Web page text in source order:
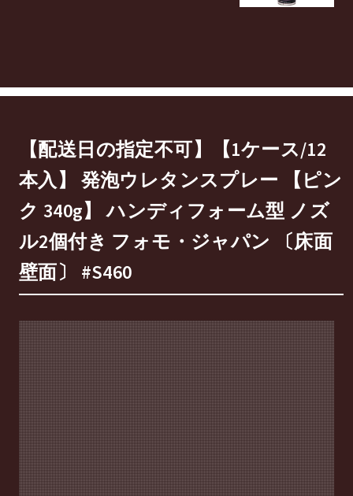
【配送日の指定不可】【1ケース/12
本入】 発泡ウレタンスプレー 【ピン
ク 340g】 ハンディフォーム型 ノズ
ル2個付き フォモ・ジャパン 〔床面
壁面〕 #S460